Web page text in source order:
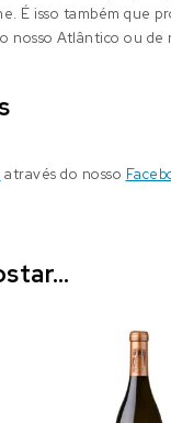
É isso também que
nosso Atlântico ou de
através do nosso